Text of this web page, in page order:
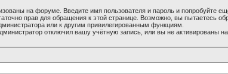
на форуме. Введите имя пользователя и пароль и попробуйте
прав для обращения к этой странице. Возможно, вы пытаетесь
или к другим привилегированным функциям.
отключил вашу учётную запись, или вы не активированы